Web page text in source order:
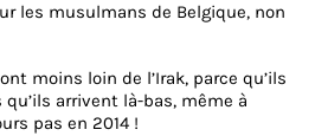
les musulmans de Belgique, non
moins loin de l’Irak, parce qu’ils
arrivent là-bas, même à
pas en 2014 !